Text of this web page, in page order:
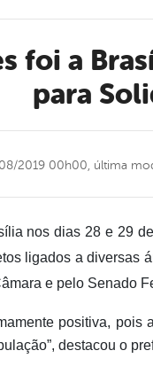
para
2019 00h00, última
nos dias 28 e 29
ligados a
e pelo Senado
positiva,
destacou o